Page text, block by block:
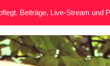
Beiträge, Live-Stream und